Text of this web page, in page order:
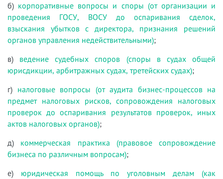
б) корпоративные вопросы и споры (от организации и
проведения ГОСУ, ВОСУ до оспаривания сделок,
взыскания убытков с директора, признания решений
органов управления недействительными);
в) ведение судебных споров (споры в судах общей
юрисдикции, арбитражных судах, третейских судах);
г) налоговые вопросы (от аудита бизнес-процессов на
предмет налоговых рисков, сопровождения налоговых
проверок до оспаривания результатов проверок, иных
актов налоговых органов);
д) коммерческая практика (правовое сопровождение
бизнеса по различным вопросам);
е) юридическая помощь по уголовным делам (как